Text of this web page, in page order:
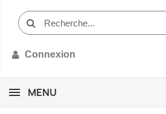
Connexion
MENU